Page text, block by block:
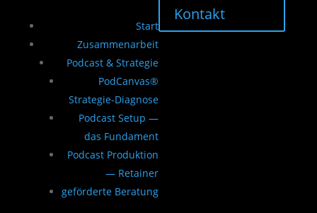
Start
Zusammenarbeit
Podcast & Strategie
PodCanvas®
Strategie-Diagnose
Podcast Setup —
das Fundament
Podcast Produktion
— Retainer
geförderte Beratung
Kontakt